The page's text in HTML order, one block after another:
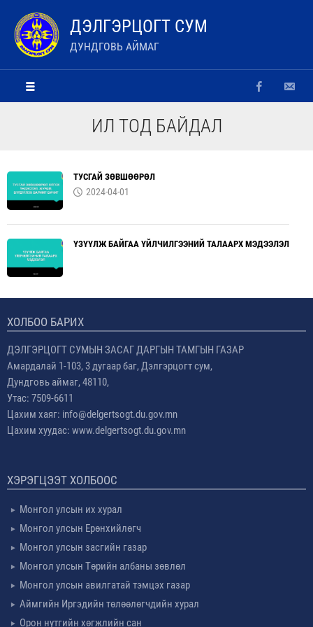
ДЭЛГЭРЦОГТ СУМ
ДУНДГОВЬ АЙМАГ
ИЛ ТОД БАЙДАЛ
ТУСГАЙ ЗӨВШӨӨРӨЛ
2024-04-01
ҮЗҮҮЛЖ БАЙГАА ҮЙЛЧИЛГЭЭНИЙ ТАЛААРХ МЭДЭЭЛЭЛ
ХОЛБОО БАРИХ
ДЭЛГЭРЦОГТ СУМЫН ЗАСАГ ДАРГЫН ТАМГЫН ГАЗАР
Амардалай 1-103, 3 дугаар баг, Дэлгэрцогт сум,
Дундговь аймаг, 48110,
Утас: 7509-6611
Цахим хаяг: info@delgertsogt.du.gov.mn
Цахим хуудас: www.delgertsogt.du.gov.mn
ХЭРЭГЦЭЭТ ХОЛБООС
Монгол улсын их хурал
Монгол улсын Ерөнхийлөгч
Монгол улсын засгийн газар
Монгол улсын Төрийн албаны зөвлөл
Монгол улсын авилгатай тэмцэх газар
Аймгийн Иргэдийн төлөөлөгчдийн хурал
Орон нутгийн хөгжлийн сан